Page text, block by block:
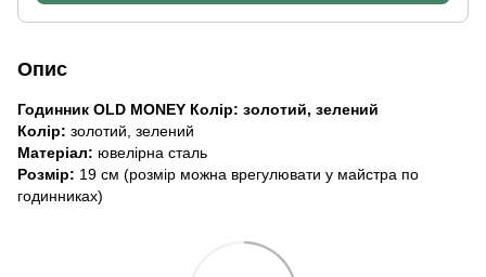
Опис
Годинник OLD MONEY Колір: золотий, зелений
Колір: золотий, зелений
Матеріал: ювелірна сталь
Розмір: 19 см (розмір можна врегулювати у майстра по
годинниках)